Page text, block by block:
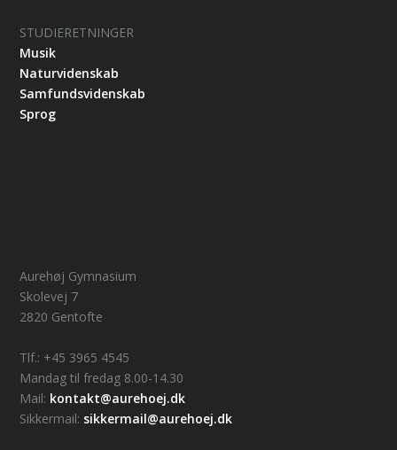
STUDIERETNINGER
Musik
Naturvidenskab
Samfundsvidenskab
Sprog
Aurehøj Gymnasium
Skolevej 7
2820 Gentofte
Tlf.: +45 3965 4545
Mandag til fredag 8.00-14.30
Mail: kontakt@aurehoej.dk
Sikkermail: sikkermail@aurehoej.dk